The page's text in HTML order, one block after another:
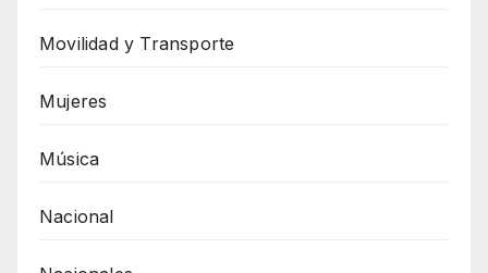
Movilidad y Transporte
Mujeres
Música
Nacional